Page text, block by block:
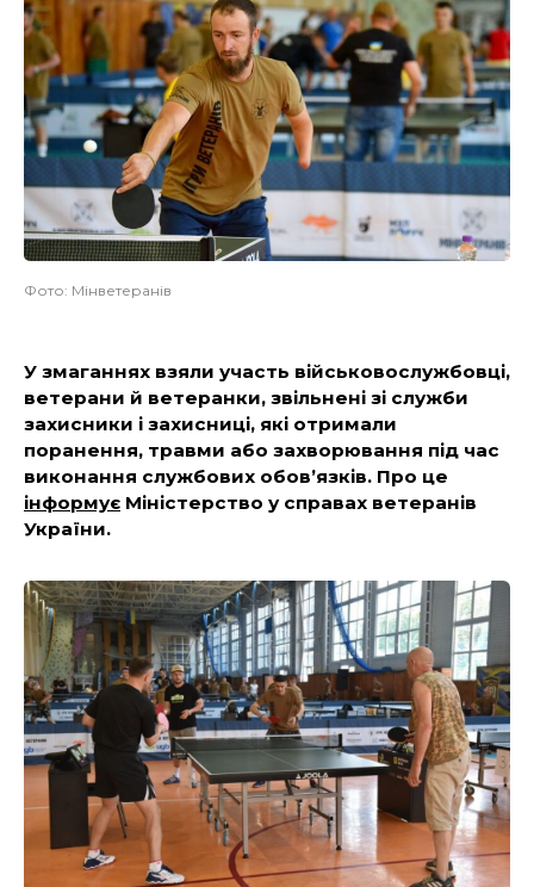
Фото: Мінветеранів
У змаганнях взяли участь військовослужбовці,
ветерани й ветеранки, звільнені зі служби
захисники і захисниці, які отримали
поранення, травми або захворювання під час
виконання службових обов’язків. Про це
інформує Міністерство у справах ветеранів
України.